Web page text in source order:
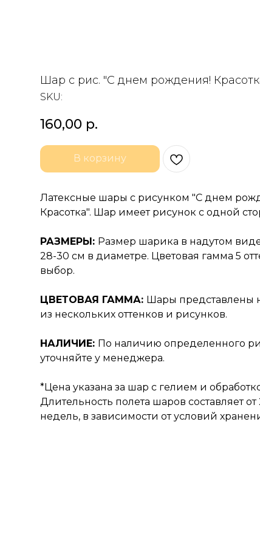
Шар с рис. "С днем рождения!
SKU:
160,00 р.
В корзину
Латексные шары с рисунком "С днем
Красотка". Шар имеет рисунок с одной
РАЗМЕРЫ: Размер шарика в надутом виде
28-30 см в диаметре. Цветовая гамма 5
выбор.
ЦВЕТОВАЯ ГАММА: Шары представлены
из нескольких оттенков и рисунков.
НАЛИЧИЕ: По наличию определенного
уточняйте у менеджера.
*Цена указана за шар с гелием и
Длительность полета шаров составляет
недель, в зависимости от условий